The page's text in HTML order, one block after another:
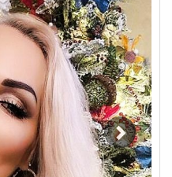
фото